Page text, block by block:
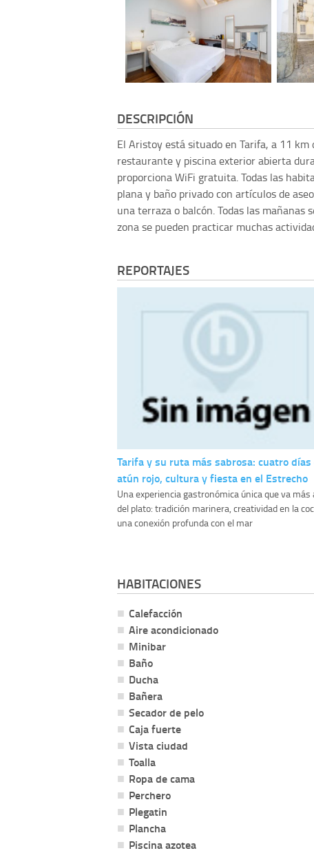
DESCRIPCIÓN
El Aristoy está situado en Tarifa, a 11
restaurante y piscina exterior abierta
proporciona WiFi gratuita. Todas las
plana y baño privado con artículos de
una terraza o balcón. Todas las
zona se pueden practicar muchas
REPORTAJES
Tarifa y su ruta más sabrosa: cuatro días
atún rojo, cultura y fiesta en el Estrecho
Una experiencia gastronómica única que va más
del plato: tradición marinera, creatividad en la
una conexión profunda con el mar
HABITACIONES
Calefacción
Aire acondicionado
Minibar
Baño
Ducha
Bañera
Secador de pelo
Caja fuerte
Vista ciudad
Toalla
Ropa de cama
Perchero
Plegatin
Plancha
Piscina azotea